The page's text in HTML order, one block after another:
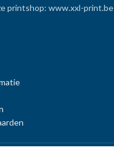
printshop: www.xxl-print.be